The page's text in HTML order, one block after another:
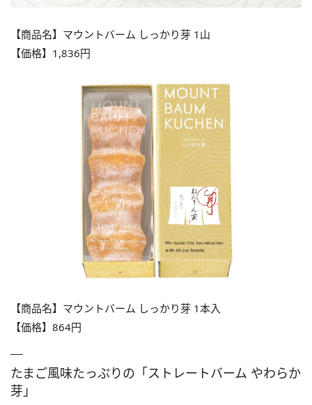
【商品名】マウントバーム しっかり芽 1山
【価格】1,836円
【商品名】マウントバーム しっかり芽 1本入
【価格】864円
たまご風味たっぷりの「ストレートバーム やわらか
芽」